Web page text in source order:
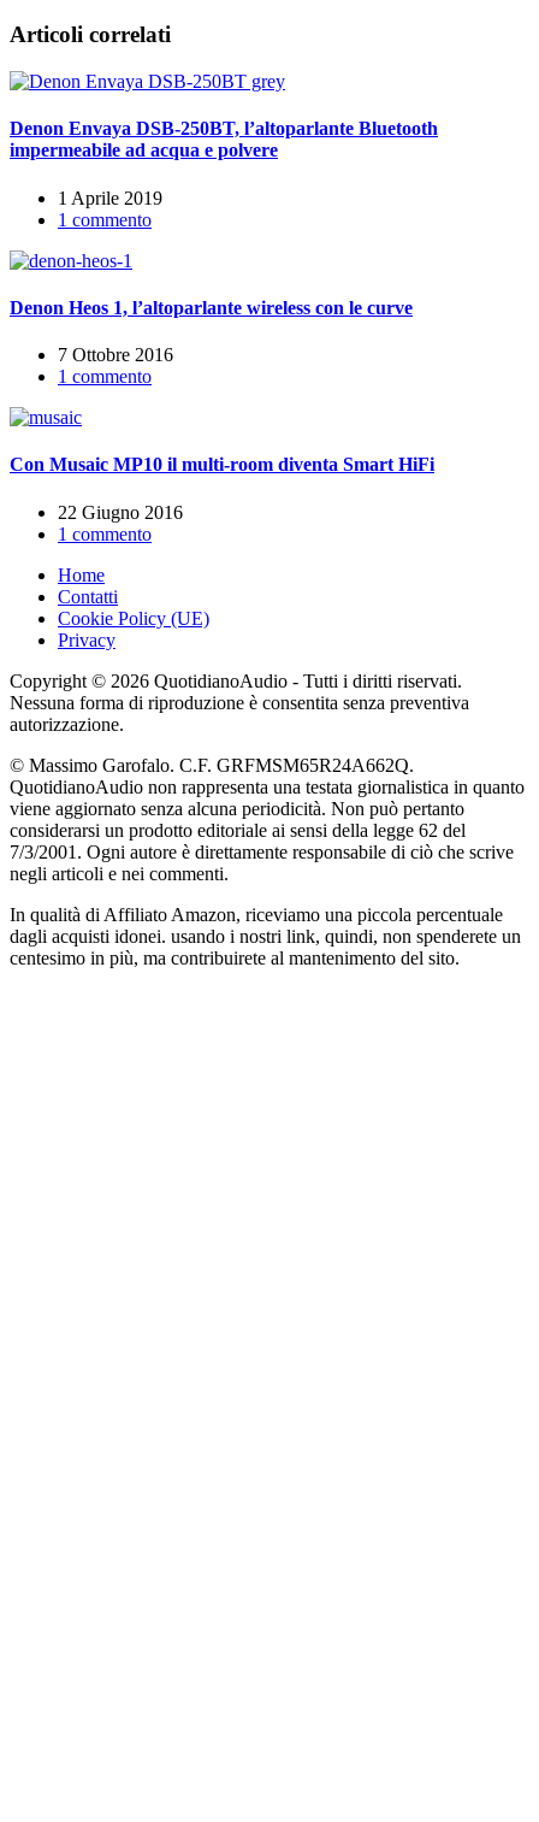
Articoli correlati
Denon Envaya DSB-250BT, l’altoparlante Bluetooth
impermeabile ad acqua e polvere
1 Aprile 2019
1 commento
Denon Heos 1, l’altoparlante wireless con le curve
7 Ottobre 2016
1 commento
Con Musaic MP10 il multi-room diventa Smart HiFi
22 Giugno 2016
1 commento
Home
Contatti
Cookie Policy (UE)
Privacy
Copyright © 2026 QuotidianoAudio - Tutti i diritti riservati.
Nessuna forma di riproduzione è consentita senza preventiva
autorizzazione.
© Massimo Garofalo. C.F. GRFMSM65R24A662Q.
QuotidianoAudio non rappresenta una testata giornalistica in quanto
viene aggiornato senza alcuna periodicità. Non può pertanto
considerarsi un prodotto editoriale ai sensi della legge 62 del
7/3/2001. Ogni autore è direttamente responsabile di ciò che scrive
negli articoli e nei commenti.
In qualità di Affiliato Amazon, riceviamo una piccola percentuale
dagli acquisti idonei. usando i nostri link, quindi, non spenderete un
centesimo in più, ma contribuirete al mantenimento del sito.